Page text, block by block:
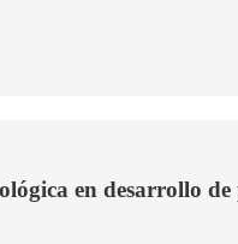
en desarrollo